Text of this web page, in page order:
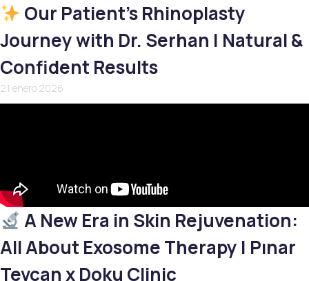
Our Patient’s Rhinoplasty
Journey with Dr. Serhan | Natural &
Confident Results
21 enero 2026
A New Era in Skin Rejuvenation:
All About Exosome Therapy | Pınar
Tevcan x Doku Clinic